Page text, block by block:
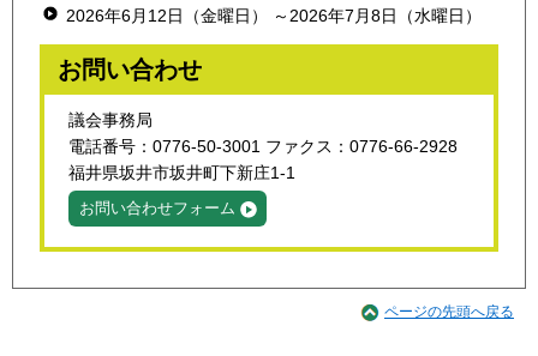
2026年6月12日（金曜日） ～2026年7月8日（水曜日）
お問い合わせ
議会事務局
電話番号：0776-50-3001 ファクス：0776-66-2928
福井県坂井市坂井町下新庄1-1
お問い合わせフォーム
ページの先頭へ戻る